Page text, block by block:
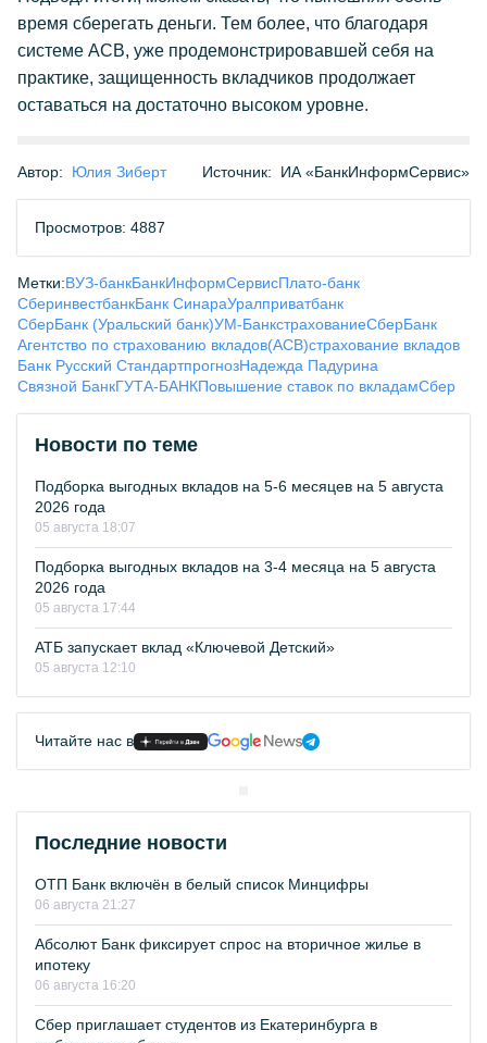
время сберегать деньги. Тем более, что благодаря
системе АСВ, уже продемонстрировавшей себя на
практике, защищенность вкладчиков продолжает
оставаться на достаточно высоком уровне.
Автор: Юлия Зиберт Источник: ИА «БанкИнформСервис»
Просмотров: 4887
Метки:ВУЗ-банкБанкИнформСервисПлато-банк
СберинвестбанкБанк СинараУралприватбанк
СберБанк (Уральский банк)УМ-БанкстрахованиеСберБанк
Агентство по страхованию вкладов(АСВ)страхование вкладов
Банк Русский СтандартпрогнозНадежда Падурина
Связной БанкГУТА-БАНКПовышение ставок по вкладамСбер
Новости по теме
Подборка выгодных вкладов на 5-6 месяцев на 5 августа
2026 года
05 августа 18:07
Подборка выгодных вкладов на 3-4 месяца на 5 августа
2026 года
05 августа 17:44
АТБ запускает вклад «Ключевой Детский»
05 августа 12:10
Читайте нас в
Последние новости
ОТП Банк включён в белый список Минцифры
06 августа 21:27
Абсолют Банк фиксирует спрос на вторичное жилье в
ипотеку
06 августа 16:20
Сбер приглашает студентов из Екатеринбурга в